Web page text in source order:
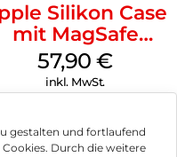
gestalten und fortlaufend
Durch die weitere
Silikon Case
mit MagSafe
iPhone 14 Pro
(PRODUCT)RED
57,90€
inkl. MwSt.